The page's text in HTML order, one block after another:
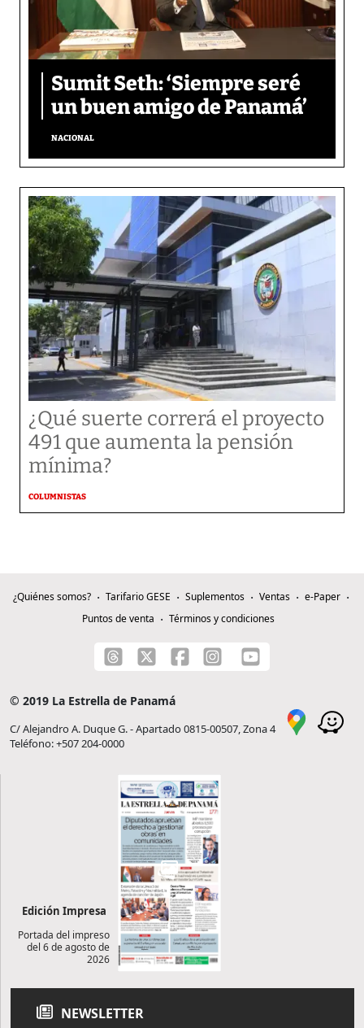
Sumit Seth: ‘Siempre seré
un buen amigo de Panamá’
NACIONAL
¿Qué suerte correrá el proyecto
491 que aumenta la pensión
mínima?
COLUMNISTAS
¿Quiénes somos? Tarifario GESE Suplementos Ventas
e-Paper
Puntos de venta
Términos y condiciones
© 2019 La Estrella de Panamá
C/ Alejandro A. Duque G. - Apartado 0815-00507, Zona 4
Teléfono: +507 204-0000
Edición Impresa
Portada del impreso
del 6 de agosto de
2026
NEWSLETTER